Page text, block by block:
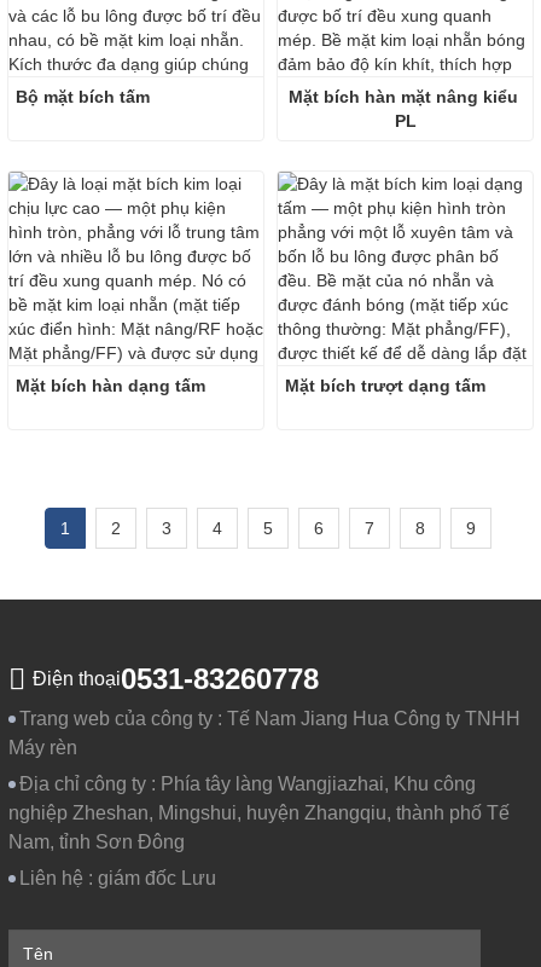
Bộ mặt bích tấm
Mặt bích hàn mặt nâng kiểu
PL
Mặt bích hàn dạng tấm Mặt bích trượt dạng tấm
1 2 3 4 5 6 7 8 9
Điện thoại0531-83260778
Trang web của công ty : Tế Nam Jiang Hua Công ty TNHH
Máy rèn
Địa chỉ công ty : Phía tây làng Wangjiazhai, Khu công
nghiệp Zheshan, Mingshui, huyện Zhangqiu, thành phố Tế
Nam, tỉnh Sơn Đông
Liên hệ : giám đốc Lưu